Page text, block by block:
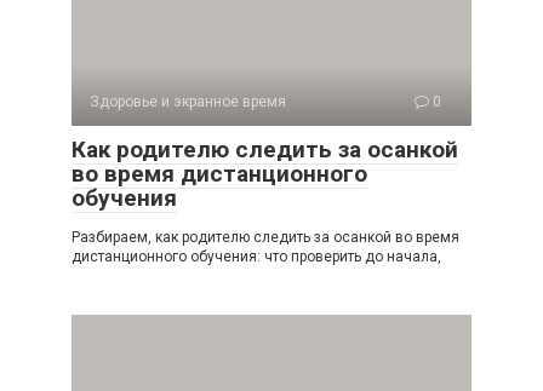
Здоровье и экранное время 0
Как родителю следить за осанкой
во время дистанционного
обучения
Разбираем, как родителю следить за осанкой во время
дистанционного обучения: что проверить до начала,